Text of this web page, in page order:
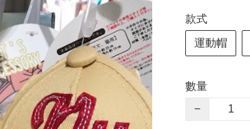
款式
運動帽
數量
−